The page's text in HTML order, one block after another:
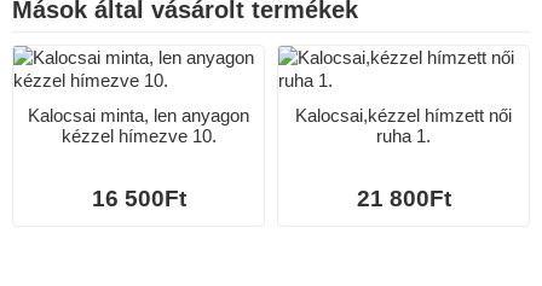
Mások által vásárolt termékek
Kalocsai minta, len anyagon
kézzel hímezve 10.
16 500Ft
Kalocsai,kézzel hímzett női
ruha 1.
21 800Ft